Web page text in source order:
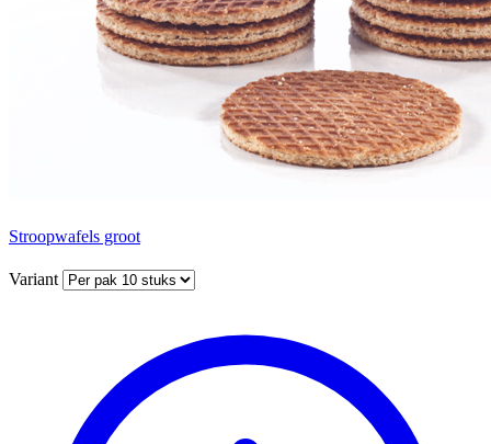
Stroopwafels groot
Variant